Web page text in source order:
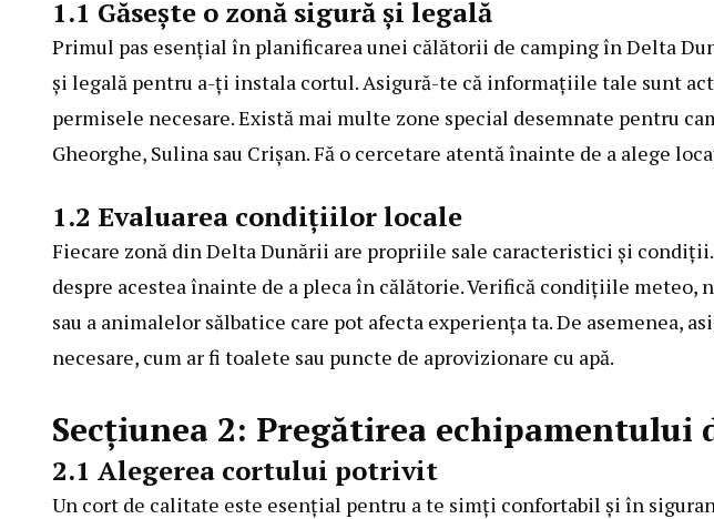
1.1 Găseşte o zonă sigură şi legală
Primul pas esenţial în planificarea unei călătorii de camping în Delta
şi legală pentru a-ţi instala cortul. Asigură-te că informaţiile tale sunt
permisele necesare. Există mai multe zone special desemnate pentru
Gheorghe, Sulina sau Crişan. Fă o cercetare atentă înainte de a alege
1.2 Evaluarea condiţiilor locale
Fiecare zonă din Delta Dunării are propriile sale caracteristici și
despre acestea înainte de a pleca în călătorie. Verifică condiţiile
sau a animalelor sălbatice care pot afecta experienţa ta. De asemenea,
necesare, cum ar fi toalete sau puncte de aprovizionare cu apă.
Secţiunea 2: Pregătirea echipamentului
2.1 Alegerea cortului potrivit
Un cort de calitate este esenţial pentru a te simţi confortabil şi în